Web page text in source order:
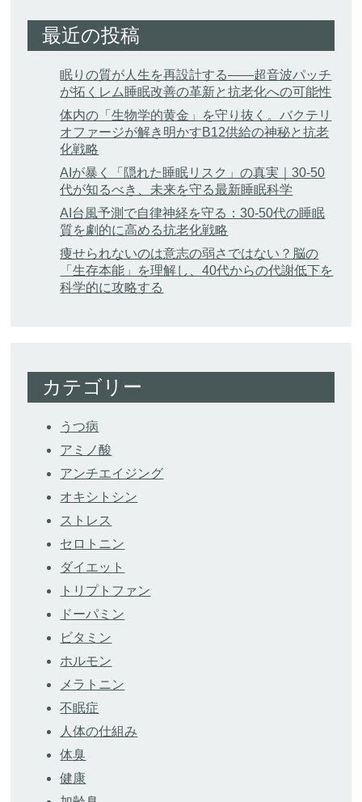
最近の投稿
眠りの質が人生を再設計する——超音波パッチ
が拓くレム睡眠改善の革新と抗老化への可能性
体内の「生物学的黄金」を守り抜く。バクテリ
オファージが解き明かすB12供給の神秘と抗老
化戦略
AIが暴く「隠れた睡眠リスク」の真実｜30-50
代が知るべき、未来を守る最新睡眠科学
AI台風予測で自律神経を守る：30-50代の睡眠
質を劇的に高める抗老化戦略
痩せられないのは意志の弱さではない？脳の
「生存本能」を理解し、40代からの代謝低下を
科学的に攻略する
カテゴリー
うつ病
アミノ酸
アンチエイジング
オキシトシン
ストレス
セロトニン
ダイエット
トリプトファン
ドーパミン
ビタミン
ホルモン
メラトニン
不眠症
人体の仕組み
体臭
健康